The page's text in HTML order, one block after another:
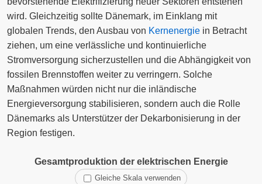
wird. Gleichzeitig sollte Dänemark, im Einklang mit
globalen Trends, den Ausbau von Kernenergie in Betracht
ziehen, um eine verlässliche und kontinuierliche
Stromversorgung sicherzustellen und die Abhängigkeit von
fossilen Brennstoffen weiter zu verringern. Solche
Maßnahmen würden nicht nur die inländische
Energieversorgung stabilisieren, sondern auch die Rolle
Dänemarks als Unterstützer der Dekarbonisierung in der
Region festigen.
Gesamtproduktion der elektrischen Energie
Gleiche Skala verwenden